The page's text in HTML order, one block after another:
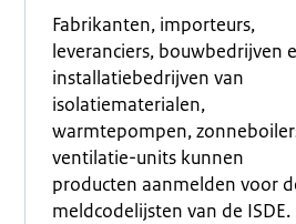
Fabrikanten, importeurs,
leveranciers, bouwbedrijven
installatiebedrijven van
isolatiematerialen,
warmtepompen,
ventilatie-units kunnen
producten aanmelden voor
meldcodelijsten van de ISDE.